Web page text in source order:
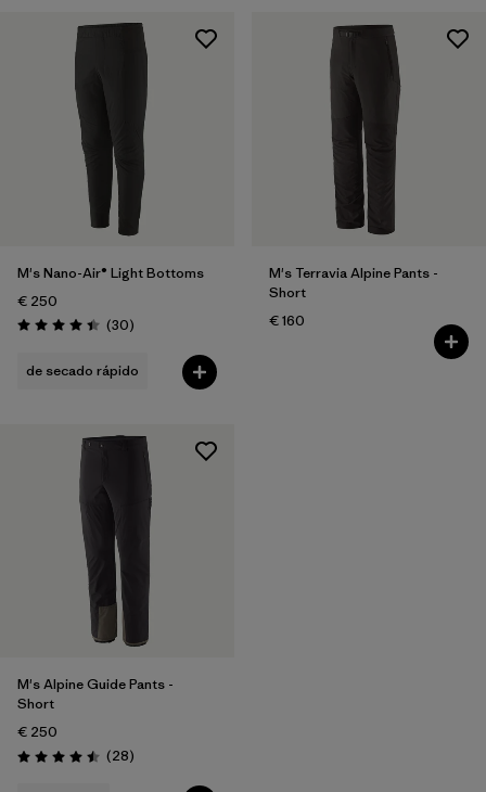
M's Nano-Air® Light Bottoms
€ 250
Puntuación: 4.4 / 5
(30Reseñas
)
de secado rápido
M's Terravia Alpine Pants -
Short
€ 160
M's Alpine Guide Pants -
Short
€ 250
Puntuación: 4.5 / 5
(28Reseñas
)